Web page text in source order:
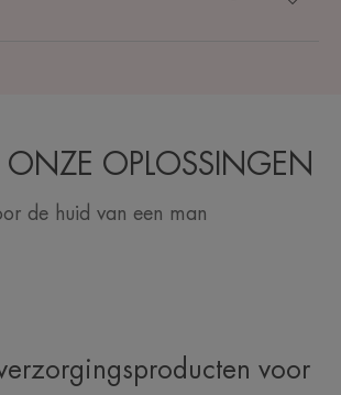
OPLOSSINGEN
de huid van een man
voor